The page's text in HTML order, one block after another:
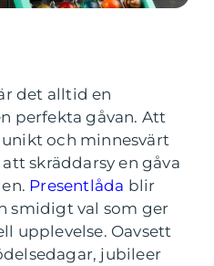
det alltid en
perfekta gåvan. Att
och minnesvärt
skräddarsy en gåva
Presentlåda blir
smidigt val som ger
upplevelse. Oavsett
jubileer